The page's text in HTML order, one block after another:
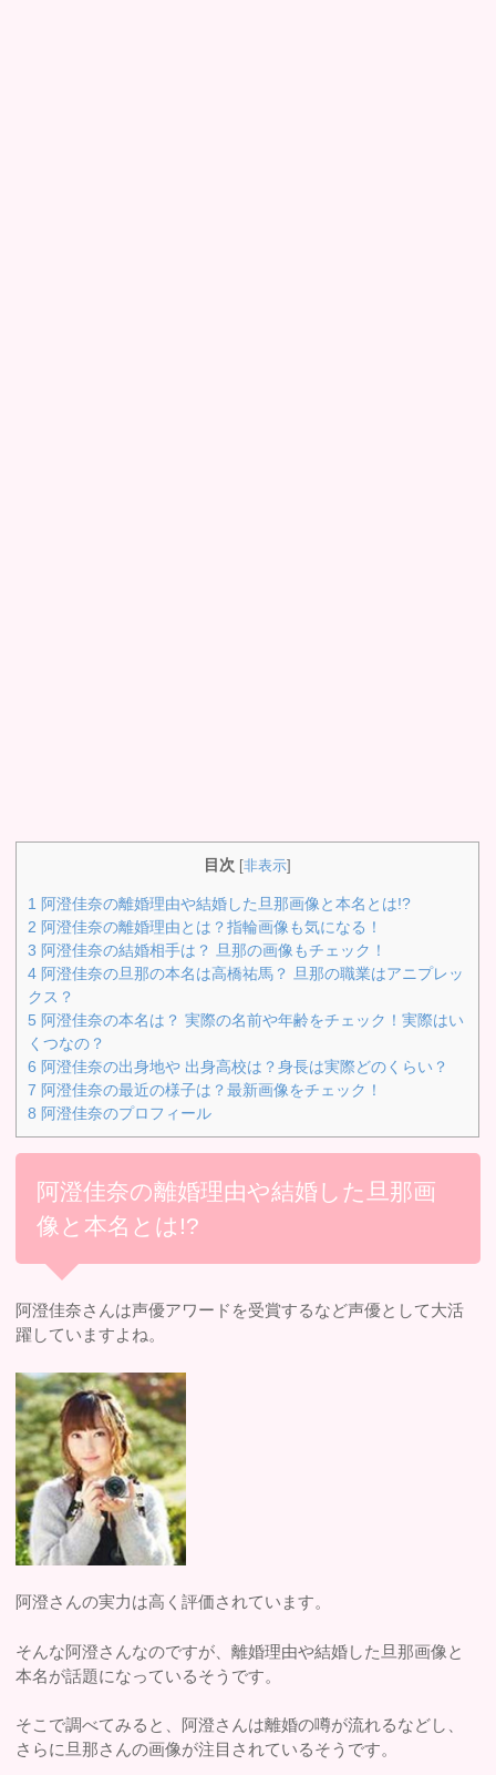
目次 [非表示]
1 阿澄佳奈の離婚理由や結婚した旦那画像と本名とは!?
2 阿澄佳奈の離婚理由とは？指輪画像も気になる！
3 阿澄佳奈の結婚相手は？ 旦那の画像もチェック！
4 阿澄佳奈の旦那の本名は高橋祐馬？ 旦那の職業はアニプレッ
クス？
5 阿澄佳奈の本名は？ 実際の名前や年齢をチェック！実際はい
くつなの？
6 阿澄佳奈の出身地や 出身高校は？身長は実際どのくらい？
7 阿澄佳奈の最近の様子は？最新画像をチェック！
8 阿澄佳奈のプロフィール
阿澄佳奈の離婚理由や結婚した旦那画
像と本名とは!?
阿澄佳奈さんは声優アワードを受賞するなど声優として大活
躍していますよね。
阿澄さんの実力は高く評価されています。
そんな阿澄さんなのですが、離婚理由や結婚した旦那画像と
本名が話題になっているそうです。
そこで調べてみると、阿澄さんは離婚の噂が流れるなどし、
さらに旦那さんの画像が注目されているそうです。